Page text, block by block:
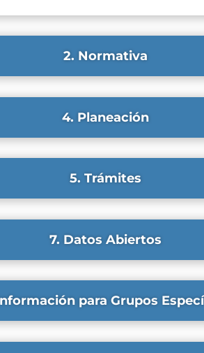
2. Normativa
4. Planeación
5. Trámites
7. Datos Abiertos
para Grupos